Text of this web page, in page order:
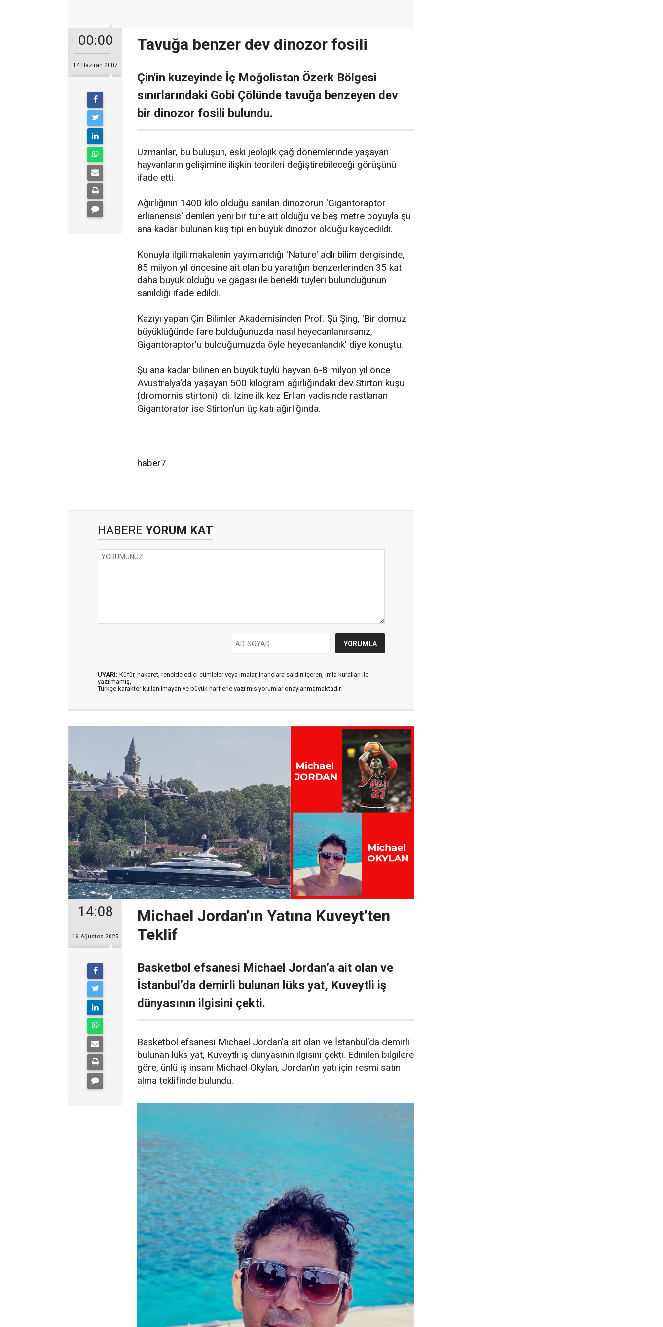
00:00
14 Haziran 2007
Tavuğa benzer dev dinozor fosili
Çin'in kuzeyinde İç Moğolistan Özerk Bölgesi
sınırlarındaki Gobi Çölünde tavuğa benzeyen dev
bir dinozor fosili bulundu.
Uzmanlar, bu buluşun, eski jeolojik çağ dönemlerinde yaşayan
hayvanların gelişimine ilişkin teorileri değiştirebileceği görüşünü
ifade etti.
Ağırlığının 1400 kilo olduğu sanılan dinozorun 'Gigantoraptor
erlianensis' denilen yeni bir türe ait olduğu ve beş metre boyuyla şu
ana kadar bulunan kuş tipi en büyük dinozor olduğu kaydedildi.
Konuyla ilgili makalenin yayımlandığı 'Nature' adlı bilim dergisinde,
85 milyon yıl öncesine ait olan bu yaratığın benzerlerinden 35 kat
daha büyük olduğu ve gagası ile benekli tüyleri bulunduğunun
sanıldığı ifade edildi.
Kazıyı yapan Çin Bilimler Akademisinden Prof. Şü Şing, 'Bir domuz
büyüklüğünde fare bulduğunuzda nasıl heyecanlanırsanız,
Gigantoraptor'u bulduğumuzda öyle heyecanlandık' diye konuştu.
Şu ana kadar bilinen en büyük tüylü hayvan 6-8 milyon yıl önce
Avustralya'da yaşayan 500 kilogram ağırlığındaki dev Stirton kuşu
(dromornis stirtoni) idi. İzine ilk kez Erlian vadisinde rastlanan
Gigantorator ise Stirton'un üç katı ağırlığında.
haber7
HABERE YORUM KAT
UYARI: Küfür, hakaret, rencide edici cümleler veya imalar, inançlara saldırı içeren, imla kuralları ile
yazılmamış,
Türkçe karakter kullanılmayan ve büyük harflerle yazılmış yorumlar onaylanmamaktadır.
14:08
16 Ağustos 2025
Michael Jordan’ın Yatına Kuveyt’ten
Teklif
Basketbol efsanesi Michael Jordan’a ait olan ve
İstanbul’da demirli bulunan lüks yat, Kuveytli iş
dünyasının ilgisini çekti.
Basketbol efsanesi Michael Jordan’a ait olan ve İstanbul’da demirli
bulunan lüks yat, Kuveytli iş dünyasının ilgisini çekti. Edinilen bilgilere
göre, ünlü iş insanı Michael Okylan, Jordan’ın yatı için resmi satın
alma teklifinde bulundu.